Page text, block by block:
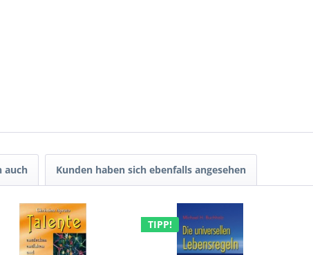
auch Kunden haben sich ebenfalls angesehen
TIPP!